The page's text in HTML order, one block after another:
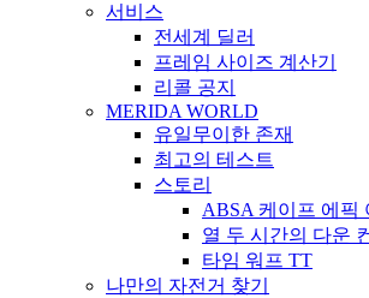
서비스
전세계 딜러
프레임 사이즈 계산기
리콜 공지
MERIDA WORLD
유일무이한 존재
최고의 테스트
스토리
ABSA 케이프 에픽
열 두 시간의 다운
타임 워프 TT
나만의 자전거 찾기